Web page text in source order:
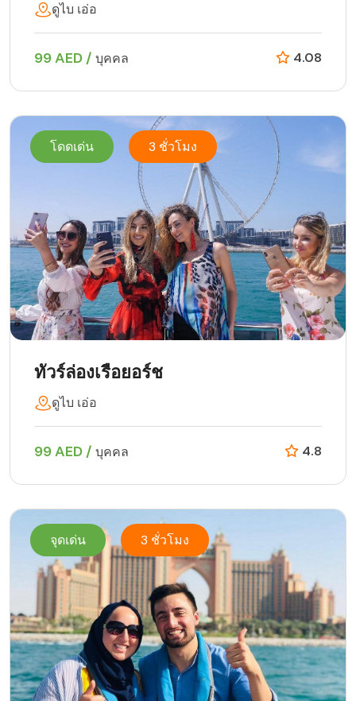
ดูไบ เอ่อ
99 AED / บุคคล 4.08
โดดเด่น 3 ชั่วโมง
ทัวร์ล่องเรือยอร์ช
ดูไบ เอ่อ
99 AED / บุคคล 4.8
จุดเด่น 3 ชั่วโมง